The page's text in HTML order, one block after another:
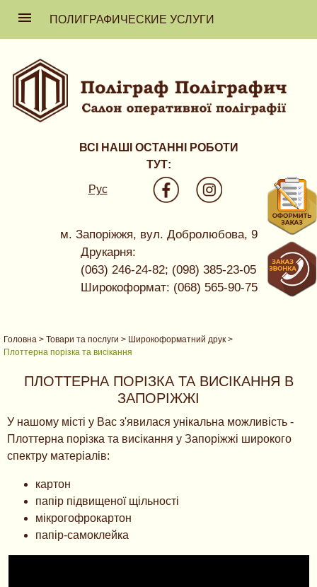
ПОЛИГРАФИЧЕСКИЕ УСЛУГИ
ВСІ НАШІ ОСТАННІ РОБОТИ
ТУТ:
Рус
м. Запоріжжя, вул. Добролюбова, 9
Друкарня:
(063) 246-24-82; (098) 385-23-05
Широкоформат: (068) 565-90-75
Головна > Товари та послуги > Широкоформатний друк >
Плоттерна порізка та висікання
ПЛОТТЕРНА ПОРІЗКА ТА ВИСІКАННЯ В
ЗАПОРІЖЖІ
У нашому місті у Вас з'явилася унікальна можливість -
Плоттерна порізка та висікання у Запоріжжі широкого
спектру матеріалів:
картон
папір підвищеної щільності
мікрогофрокартон
папір-самоклейка